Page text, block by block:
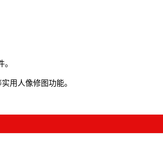
用人像修图功能。